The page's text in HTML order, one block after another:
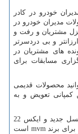
های مدیران خودرو در کادر
مدیران خودرو در
مشتریان و رفت و
و بی دردسرتر
های مشتریان در
مسابقات برای
کمپانی تعویض و به
محصولات مدیران خودرو در 4 محصول 315 نسل جدید و ایکس 22
mvm
است